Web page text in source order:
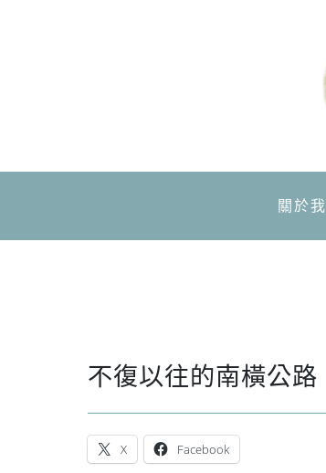
關於我
不復以往的南橫公路
X Facebook